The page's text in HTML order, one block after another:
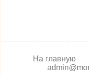
На главную